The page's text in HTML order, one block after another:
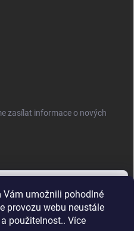
Vám umožnili pohodlné
provozu webu neustále
použitelnost.. Více
zasílat informace o nových
ochrany osobních údajů